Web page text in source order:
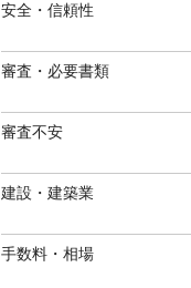
安全・信頼性
審査・必要書類
審査不安
建設・建築業
手数料・相場